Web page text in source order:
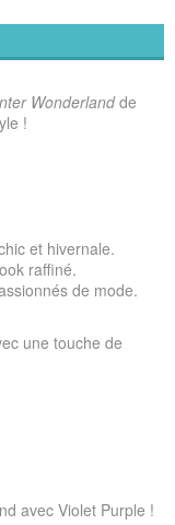
Wonderlandde
!
et hivernale.
raffiné.
de mode.
une touche de
avec Violet Purple !